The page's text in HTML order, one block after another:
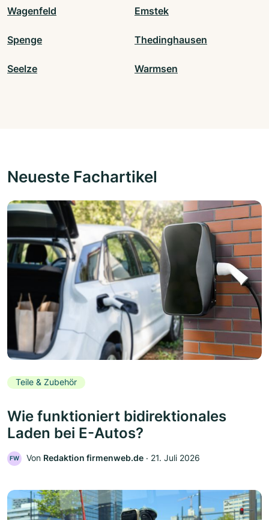
Wagenfeld Emstek
Spenge Thedinghausen
Seelze Warmsen
Neueste Fachartikel
Teile & Zubehör
Wie funktioniert bidirektionales
Laden bei E-Autos?
FW Von Redaktion firmenweb.de ‧ 21. Juli 2026